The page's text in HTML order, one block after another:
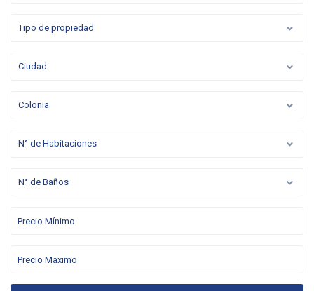
Tipo de propiedad
Ciudad
Colonia
N° de Habitaciones
N° de Baños